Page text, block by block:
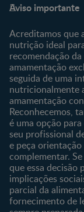
Sobre Nós
Sobre o Clube
Clube Bebé Nestlé
Entrar/Registe-se
Aviso importante
Acreditamos que
nutrição ideal
recomendação
amamentação
seguida de uma
nutricionalmente
amamentação
Reconhecemos,
é uma opção
seu profissional
e peça
complementar.
que essa decisão
implicações
parcial da
fornecimento de